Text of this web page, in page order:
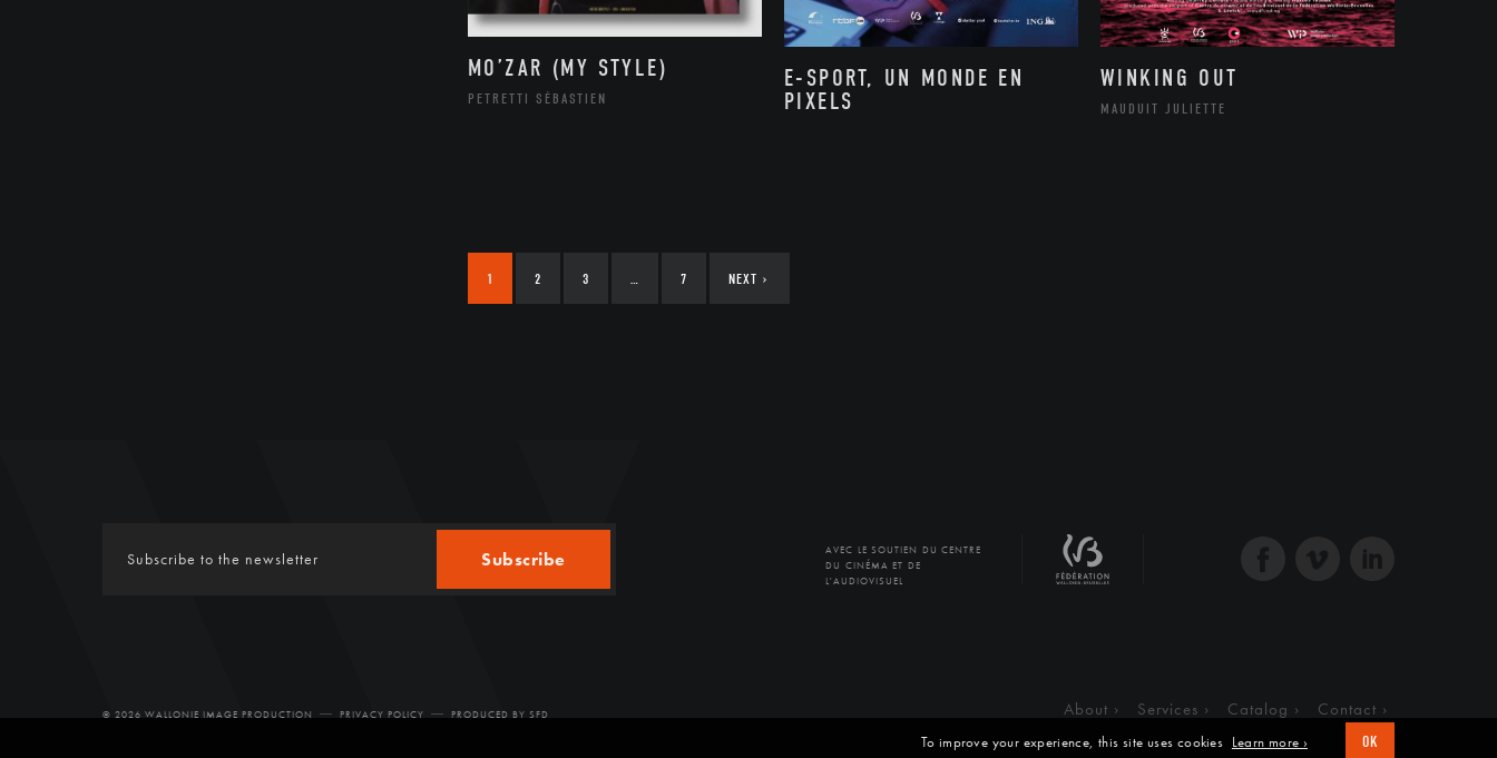
MO’ZAR (MY STYLE)
PETRETTI SÉBASTIEN
E-SPORT, UN MONDE EN
PIXELS
WINKING OUT
MAUDUIT JULIETTE
1 2 3 7 NEXT ›
Subscribe
AVEC LE SOUTIEN DU CENTRE
DU CINÉMA ET DE
L'AUDIOVISUEL
© 2026 WALLONIE IMAGE PRODUCTION PRIVACY POLICY PRODUCED BY SFD About Services Catalog Contact
To improve your experience, this site uses cookies Learn more › OK